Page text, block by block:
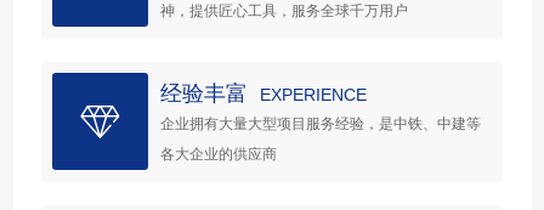
神，提供匠心工具，服务全球千万用户
经验丰富 EXPERIENCE
企业拥有大量大型项目服务经验，是中铁、中建等
各大企业的供应商